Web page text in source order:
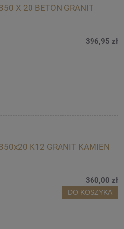
X 20 BETON GRANIT
396,95 zł
K12 GRANIT KAMIEŃ
360,00 zł
DO KOSZYKA